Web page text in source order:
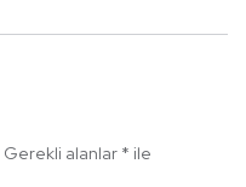
Gerekli alanlar * ile